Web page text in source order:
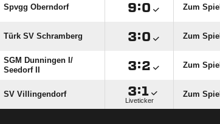
Spvgg Oberndorf : Zum Spiel
Türk SV Schramberg : Zum Spiel
SGM Dunningen I/​
Seedorf II
: Zum Spiel
SV Villingendorf :
Liveticker
Zum Spiel